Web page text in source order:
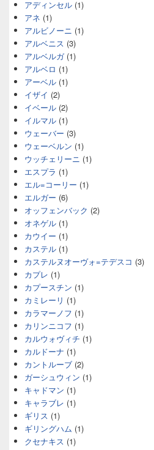
アディンセル (1)
アネ (1)
アルビノーニ (1)
アルベニス (3)
アルベルガ(1)
アルベロ (1)
アーベル (1)
イザイ (2)
イベール (2)
イルマル (1)
ウェーバー (3)
ウェーベルン (1)
ウッチェリーニ (1)
エスプラ (1)
エル=コーリー (1)
エルガー (6)
オッフェンバック (2)
オネゲル (1)
カウイー (1)
カステル (1)
カステルヌオーヴォ=テデスコ (3)
カプレ (1)
カプースチン (1)
カミレーリ (1)
カラマーノフ (1)
カリンニコフ (1)
カルウォヴィチ (1)
カルドーナ (1)
カントルーブ (2)
ガーシュウィン (1)
キャドマン (1)
キャラブレ (1)
ギリス (1)
ギリングハム (1)
クセナキス (1)